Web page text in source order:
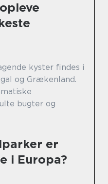
kyster findes i
og Grækenland.
bugter og
er
i Europa?